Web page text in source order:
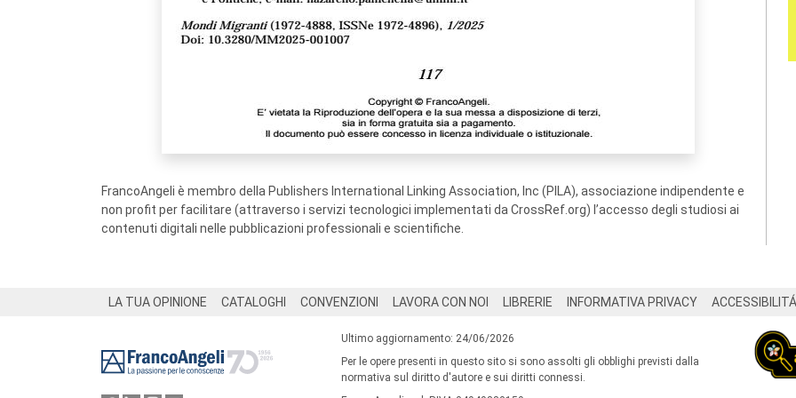
FrancoAngeli è membro della Publishers International Linking Association, Inc (PILA), associazione indipendente e
non profit per facilitare (attraverso i servizi tecnologici implementati da CrossRef.org) l’accesso degli studiosi ai
contenuti digitali nelle pubblicazioni professionali e scientifiche.
LA TUA OPINIONE CATALOGHI CONVENZIONI LAVORA CON NOI LIBRERIE INFORMATIVA PRIVACY ACCESSIBILITÁ
Ultimo aggiornamento: 24/06/2026
Per le opere presenti in questo sito si sono assolti gli obblighi previsti dalla
normativa sul diritto d'autore e sui diritti connessi.